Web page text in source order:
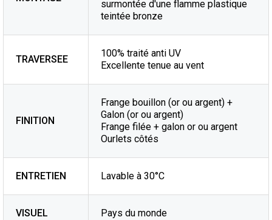
surmontée d'une flamme plastique
teintée bronze
TRAVERSEE
100% traité anti UV
Excellente tenue au vent
FINITION
Frange bouillon (or ou argent) +
Galon (or ou argent)
Frange filée + galon or ou argent
Ourlets côtés
ENTRETIEN Lavable à 30°C
VISUEL Pays du monde